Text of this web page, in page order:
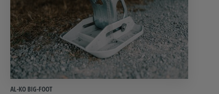
AL-KO BIG-FOOT